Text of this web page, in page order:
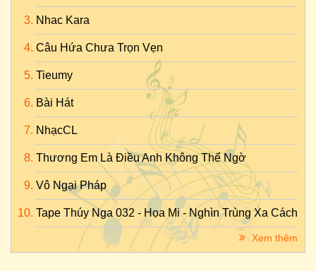
Nhac Kara
Câu Hứa Chưa Trọn Vẹn
Tieumy
Bài Hát
NhạcCL
Thương Em Là Điều Anh Không Thể Ngờ
Vô Ngại Pháp
Tape Thúy Nga 032 - Họa Mi - Nghìn Trùng Xa Cách
Xem thêm